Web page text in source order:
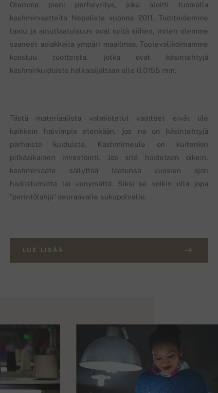
Olemme pieni perheyritys, joka aloitti tuomalla
kashmirvaatteita Nepalista vuonna 2011. Tuotteidemme
laatu ja ainutlaatuisuus ovat syitä siihen, miten olemme
saaneet asiakkaita ympäri maailmaa. Tuotevalikoimamme
koostuu tuotteista, jotka ovat käsintehtyjä
kashmirkuiduista halkaisijaltaan alle 0,0155 mm.
Tästä materiaalista valmistetut vaatteet eivät ole
kaikkein halvimpia etenkään, jos ne on käsintehtyjä
parhaista kuiduista. Kashmirneule on kuitenkin
pitkäaikainen investointi. Jos sitä hoidetaan oikein,
kashmirvaate säilyttää laatunsa vuosien ajan
haalistumatta tai venymättä. Siksi se voikin olla jopa
"perintölahja" seuraavalle sukupolvelle.
LUE LISÄÄ